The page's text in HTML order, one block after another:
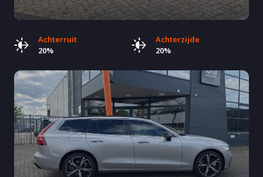
Achterruit
20%
Achterzijde
20%